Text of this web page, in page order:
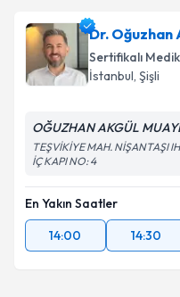
Dr. Oğuzhan
Sertifikalı
İstanbul, Şişli
OĞUZHAN AKGÜL
TEŞVİKİYE MAH. NİŞANTAŞI
İÇ KAPI NO: 4
En Yakın Saatler
14:00
14:30